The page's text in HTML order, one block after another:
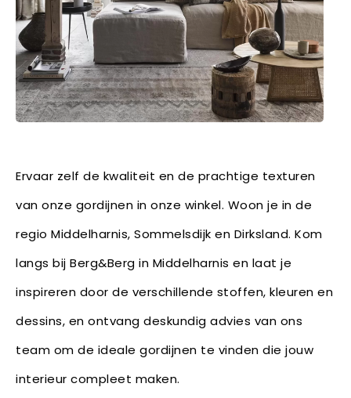
Ervaar zelf de kwaliteit en de prachtige texturen
van onze gordijnen in onze winkel. Woon je in de
regio Middelharnis, Sommelsdijk en Dirksland. Kom
langs bij Berg&Berg in Middelharnis en laat je
inspireren door de verschillende stoffen, kleuren en
dessins, en ontvang deskundig advies van ons
team om de ideale gordijnen te vinden die jouw
interieur compleet maken.